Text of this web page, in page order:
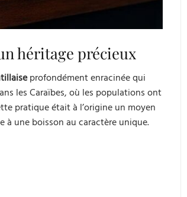
héritage précieux
profondément enracinée qui
les Caraïbes, où les populations ont
pratique était à l’origine un moyen
à une boisson au caractère unique.